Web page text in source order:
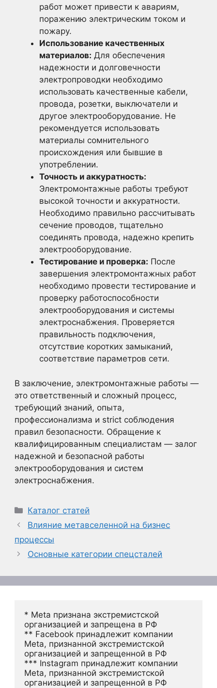
работ может привести к авариям,
поражению электрическим током и
пожару.
Использование качественных
материалов: Для обеспечения
надежности и долговечности
электропроводки необходимо
использовать качественные кабели,
провода, розетки, выключатели и
другое электрооборудование. Не
рекомендуется использовать
материалы сомнительного
происхождения или бывшие в
употреблении.
Точность и аккуратность:
Электромонтажные работы требуют
высокой точности и аккуратности.
Необходимо правильно рассчитывать
сечение проводов, тщательно
соединять провода, надежно крепить
электрооборудование.
Тестирование и проверка: После
завершения электромонтажных работ
необходимо провести тестирование и
проверку работоспособности
электрооборудования и системы
электроснабжения. Проверяется
правильность подключения,
отсутствие коротких замыканий,
соответствие параметров сети.
В заключение, электромонтажные работы —
это ответственный и сложный процесс,
требующий знаний, опыта,
профессионализма и strict соблюдения
правил безопасности. Обращение к
квалифицированным специалистам — залог
надежной и безопасной работы
электрооборудования и систем
электроснабжения.
Рубрики
Каталог статей
Влияние метавселенной на бизнес
процессы
Основные категории спецсталей
* Meta признана экстремистской
организацией и запрещена в РФ
** Facebook принадлежит компании
Meta, признанной экстремистской
организацией и запрещенной в РФ
*** Instagram принадлежит компании
Meta, признанной экстремистской
организацией и запрещенной в РФ